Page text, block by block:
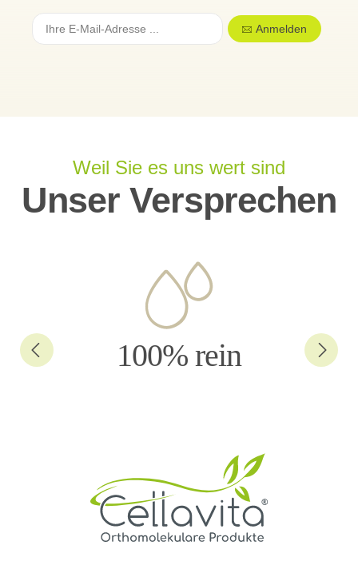
Anmelden
Weil Sie es uns wert sind
Unser Versprechen
100% rein